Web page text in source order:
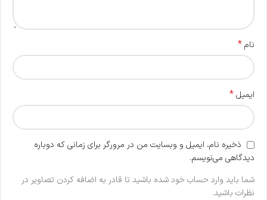
نام*
ایمیل*
ذخیره نام، ایمیل و وبسایت من در مرورگر برای زمانی که دوباره
دیدگاهی می‌نویسم.
شما باید وارد حساب خود شده باشید تا قادر به اضافه کردن تصاویر در
نظرات باشید.